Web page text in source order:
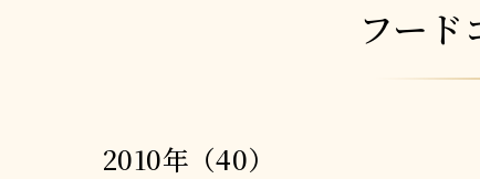
フー
2010年（40）